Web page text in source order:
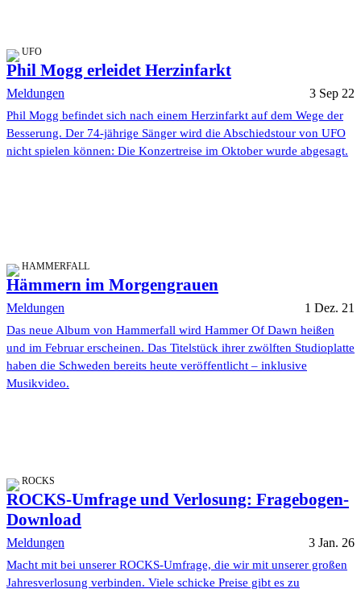
UFO
Phil Mogg erleidet Herzinfarkt
Meldungen 3 Sep 22
Phil Mogg befindet sich nach einem Herzinfarkt auf dem Wege der
Besserung. Der 74-jährige Sänger wird die Abschiedstour von UFO
nicht spielen können: Die Konzertreise im Oktober wurde abgesagt.
HAMMERFALL
Hämmern im Morgengrauen
Meldungen 1 Dez. 21
Das neue Album von Hammerfall wird Hammer Of Dawn heißen
und im Februar erscheinen. Das Titelstück ihrer zwölften Studioplatte
haben die Schweden bereits heute veröffentlicht – inklusive
Musikvideo.
ROCKS
ROCKS-Umfrage und Verlosung: Fragebogen-
Download
Meldungen 3 Jan. 26
Macht mit bei unserer ROCKS-Umfrage, die wir mit unserer großen
Jahresverlosung verbinden. Viele schicke Preise gibt es zu